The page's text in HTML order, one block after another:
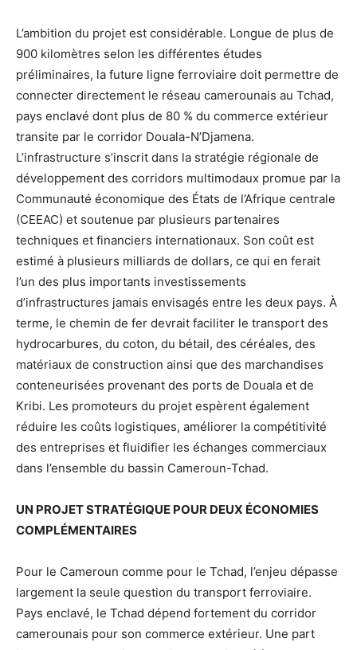
L’ambition du projet est considérable. Longue de plus de
900 kilomètres selon les différentes études
préliminaires, la future ligne ferroviaire doit permettre de
connecter directement le réseau camerounais au Tchad,
pays enclavé dont plus de 80 % du commerce extérieur
transite par le corridor Douala-N’Djamena.
L’infrastructure s’inscrit dans la stratégie régionale de
développement des corridors multimodaux promue par la
Communauté économique des États de l’Afrique centrale
(CEEAC) et soutenue par plusieurs partenaires
techniques et financiers internationaux. Son coût est
estimé à plusieurs milliards de dollars, ce qui en ferait
l’un des plus importants investissements
d’infrastructures jamais envisagés entre les deux pays. À
terme, le chemin de fer devrait faciliter le transport des
hydrocarbures, du coton, du bétail, des céréales, des
matériaux de construction ainsi que des marchandises
conteneurisées provenant des ports de Douala et de
Kribi. Les promoteurs du projet espèrent également
réduire les coûts logistiques, améliorer la compétitivité
des entreprises et fluidifier les échanges commerciaux
dans l’ensemble du bassin Cameroun-Tchad.
UN PROJET STRATÉGIQUE POUR DEUX ÉCONOMIES
COMPLÉMENTAIRES
Pour le Cameroun comme pour le Tchad, l’enjeu dépasse
largement la seule question du transport ferroviaire.
Pays enclavé, le Tchad dépend fortement du corridor
camerounais pour son commerce extérieur. Une part